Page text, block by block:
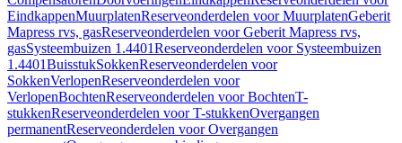
EindkappenMuurplatenReserveonderdelen voor MuurplatenGeberit
Mapress rvs, gasReserveonderdelen voor Geberit Mapress rvs,
gasSysteembuizen 1.4401Reserveonderdelen voor Systeembuizen
1.4401BuisstukSokkenReserveonderdelen voor
SokkenVerlopenReserveonderdelen voor
VerlopenBochtenReserveonderdelen voor BochtenT-
stukkenReserveonderdelen voor T-stukkenOvergangen
permanentReserveonderdelen voor Overgangen